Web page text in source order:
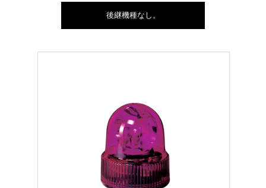
後継機種なし。